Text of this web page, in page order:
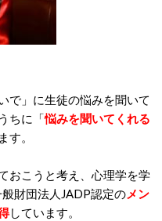
で」に生徒の悩みを聞いて
ちに「悩みを聞いてくれる
す。
おこうと考え、心理学を学
財団法人JADP認定のメン
しています。